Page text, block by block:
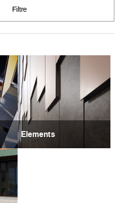
Filtre
Elements